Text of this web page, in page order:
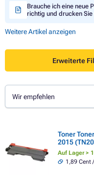
Brauche ich eine neue
richtig und drucken
Weitere Artikel anzeigen
Erweiterte
Wir empfehlen
Toner
2015
Auf Lager >
1,89 Cent